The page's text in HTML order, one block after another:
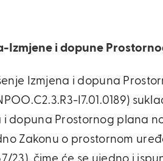
Izmjene i dopune
Izmjena i dopuna
I7.01.0189)
i dopuna Prostornog plana
Zakonu o prostornom